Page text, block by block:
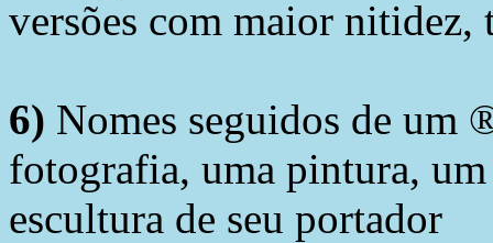
versões com maior nitidez,
6) Nomes seguidos de um
fotografia, uma pintura,
escultura de seu portador